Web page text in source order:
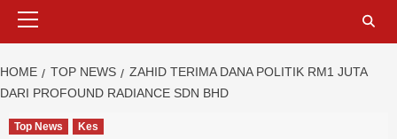
HOME TOP NEWS
ZAHID TERIMA DANA POLITIK RM1 JUTA
DARI PROFOUND RADIANCE SDN BHD
Top News Kes